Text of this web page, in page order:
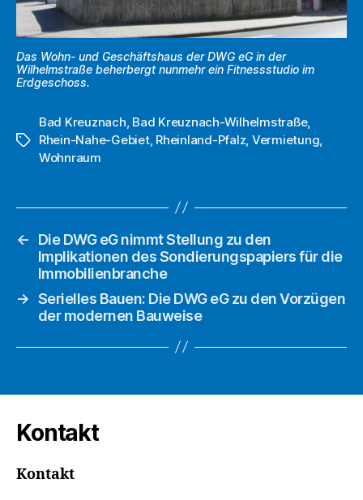
Das Wohn- und Geschäftshaus der DWG eG in der
Wilhelmstraße beherbergt nunmehr ein Fitnessstudio im
Erdgeschoss.
Schlagwörter
Bad Kreuznach Bad Kreuznach-Wilhelmstraße,
Rhein-Nahe-Gebiet, Rheinland-Pfalz Vermietung
Wohnraum
←
Die DWG eG nimmt Stellung zu den
Implikationen des Sondierungspapiers für die
Immobilienbranche
→ Serielles Bauen: Die DWG eG zu den Vorzügen
der modernen Bauweise
Kontakt
Kontakt